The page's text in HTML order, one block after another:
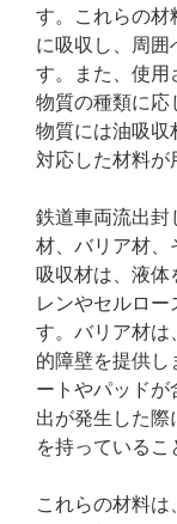
す。これらの材
に吸収し、周囲
す。また、使用
物質の種類に応
物質には油吸収
対応した材料が
鉄道車両流出封
材、バリア材、
吸収材は、液体
レンやセルロ
す。バリア材は
的障壁を提供
ートやパッド
出が発生した
を持っているこ
これらの材料